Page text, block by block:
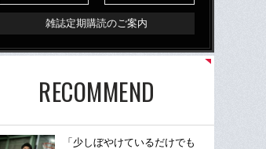
雑誌定期購読のご案内
RECOMMEND
「少しぼやけているだけでも